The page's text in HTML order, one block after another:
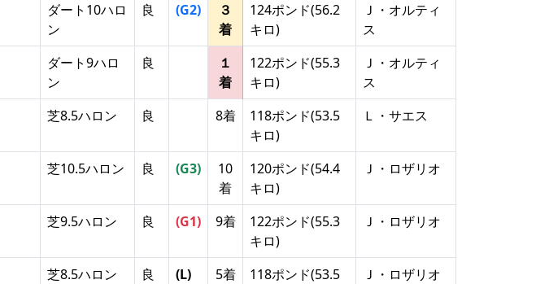
ダート10ハロ
ン
良 (G2)
３
着
124ポンド(56.2
キロ)
Ｊ・オルティ
ス
ダート9ハロ
ン
良
１
着
122ポンド(55.3
キロ)
Ｊ・オルティ
ス
芝8.5ハロン 良 8着
118ポンド(53.5
キロ)
Ｌ・サエス
芝10.5ハロン 良 (G3)
10
着
120ポンド(54.4
キロ)
Ｊ・ロザリオ
芝9.5ハロン 良 (G1) 9着
122ポンド(55.3
キロ)
Ｊ・ロザリオ
芝8.5ハロン 良 (L) 5着
118ポンド(53.5
Ｊ・ロザリオ